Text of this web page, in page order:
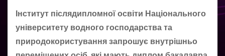
Інститут післядипломної освіти Національного
університету водного господарства та
природокористування запрошує внутрішньо